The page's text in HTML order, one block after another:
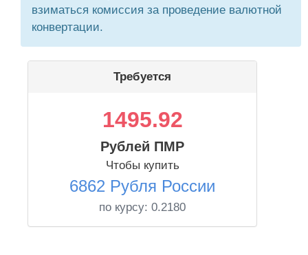
взиматься комиссия за проведение валютной
конвертации.
Требуется
1495.92
Рублей ПМР
Чтобы купить
6862 Рубля России
по курсу: 0.2180